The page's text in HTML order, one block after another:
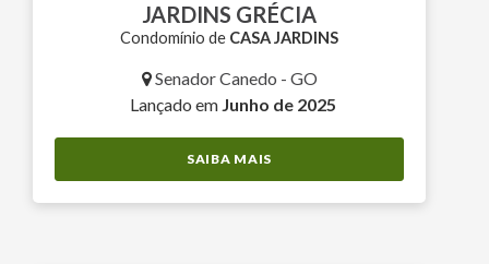
JARDINS GRÉCIA
Condomínio de CASA JARDINS
Senador Canedo - GO
Lançado em Junho de 2025
SAIBA MAIS